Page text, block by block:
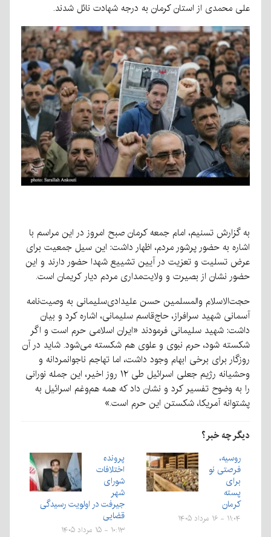
علی محمدی از استان کرمان به درجه شهادت نائل شدند.
به گزارش تسنیم، امام جمعه کرمان صبح امروز در این مراسم با
اشاره به حضور پرشور مردم، اظهار داشت: این سیل جمعیت برای
عرض تسلیت و تعزیت در آیین تشییع شهدا حضور دارند و این
حضور نشان از بصیرت و ولایت‌مداری مردم دیار کریمان است.
حجت‌الاسلام‌ والمسلمین حسن علیدادی‌سلیمانی به وصیت‌نامه
آسمانی شهید سرافراز، حاج‌قاسم سلیمانی، اشاره کرد و بیان
داشت: شهید سلیمانی فرمودند «ایران اسلامی حرم است و اگر
شکسته شود، حرم نبوی و علوی هم شکسته می‌شود. شاید در آن
روزگار برای برخی ابهام وجود داشت، اما تهاجم ناجوانمردانه و
وحشیانه رژیم جعلی اسرائیل طی ۱۲ روز اخیر، این جمله نورانی
را به وضوح تفسیر کرد و نشان داد که همه هم‌وغم اسرائیل به
پشتوانه آمریکا، شکستن این حرم است.»
دیگر چه خبر؟
روسیه،
فرصتی نو
برای
پسته
کرمان
۱۱:۰۴ - ۱۶ مرداد ۱۴۰۵
پرونده
اختلافات
شورای
شهر
جیرفت در اولویت رسیدگی
قضایی
۱۰:۱۳ - ۱۵ مرداد ۱۴۰۵